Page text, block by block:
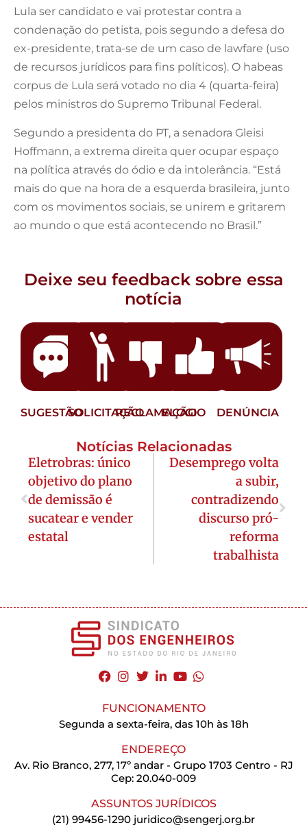
Lula ser candidato e vai protestar contra a
condenação do petista, pois segundo a defesa do
ex-presidente, trata-se de um caso de lawfare (uso
de recursos jurídicos para fins políticos). O habeas
corpus de Lula será votado no dia 4 (quarta-feira)
pelos ministros do Supremo Tribunal Federal.
Segundo a presidenta do PT, a senadora Gleisi
Hoffmann, a extrema direita quer ocupar espaço
na política através do ódio e da intolerância. “Está
mais do que na hora de a esquerda brasileira, junto
com os movimentos sociais, se unirem e gritarem
ao mundo o que está acontecendo no Brasil.”
Deixe seu feedback sobre essa
notícia
SUGESTÃOSOLICITAÇÃORECLAMAÇÃO
ELOGIO DENÚNCIA
Notícias Relacionadas
Eletrobras: único
objetivo do plano
de demissão é
sucatear e vender
estatal
Desemprego volta
a subir,
contradizendo
discurso pró-
reforma
trabalhista
FUNCIONAMENTO
Segunda a sexta-feira, das 10h às 18h
ENDEREÇO
Av. Rio Branco, 277, 17º andar - Grupo 1703 Centro - RJ
Cep: 20.040-009
ASSUNTOS JURÍDICOS
(21) 99456-1290 juridico@sengerj.org.br